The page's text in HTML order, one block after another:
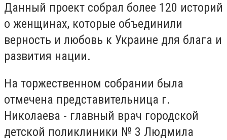
Данный проект собрал более 120 историй
о женщинах, которые объединили
верность и любовь к Украине для блага и
развития нации.
На торжественном собрании была
отмечена представительница г.
Николаева - главный врач городской
детской поликлиники № 3 Людмила